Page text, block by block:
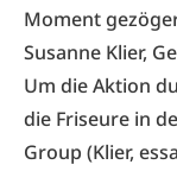
Moment
Susanne Klier,
Um die Aktion
die Friseure in
Group (Klier,